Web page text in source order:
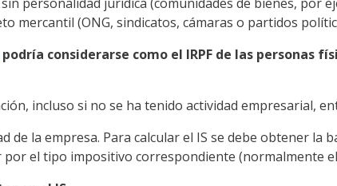
mercantil (ONG, sindicatos, cámaras o partidos
podría considerarse como el IRPF de las personas
incluso si no se ha tenido actividad empresarial,
de la empresa. Para calcular el IS se debe obtener
el tipo impositivo correspondiente (normalmente